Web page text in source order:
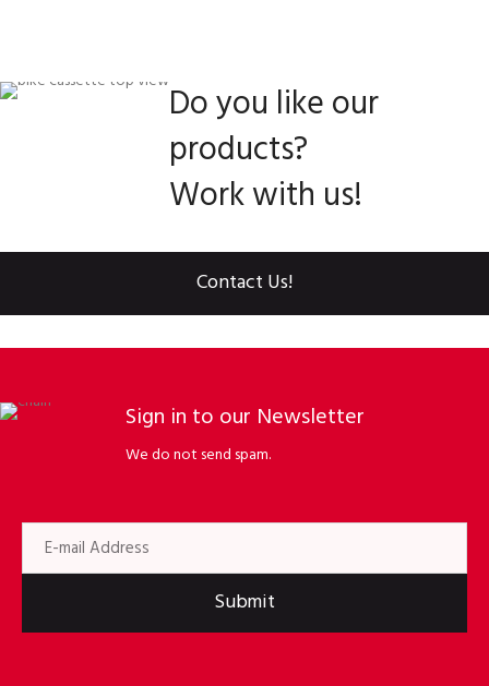
Do you like our
products?
Work with us!
Contact Us!
Sign in to our Newsletter
We do not send spam.
Submit